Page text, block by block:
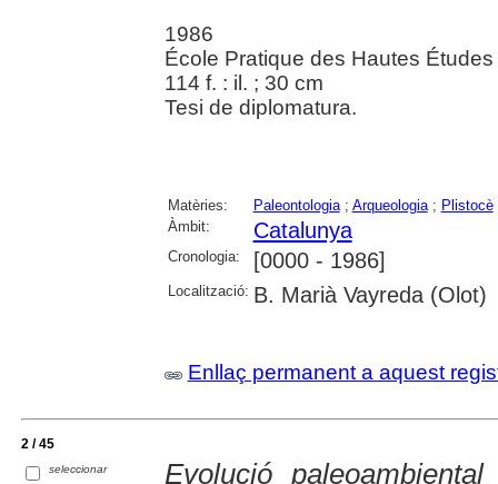
1986
École Pratique des Hautes
114 f. : il. ; 30 cm
Tesi de diplomatura.
Matèries: Paleontologia; Arqueologia; Plistocè
Àmbit:
Catalunya
Cronologia: [0000 - 1986]
Localització: B. Marià Vayreda (Olot)
Enllaç permanent a aquest
2 / 45
seleccionar
Evolució